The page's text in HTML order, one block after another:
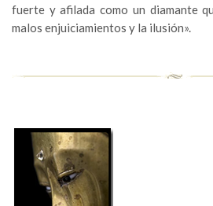
fuerte y afilada como un diamante
malos enjuiciamientos y la ilusión».